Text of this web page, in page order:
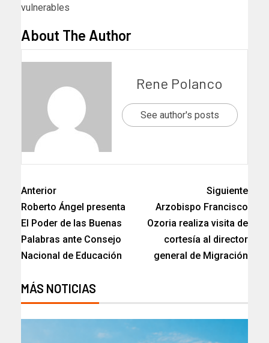
vulnerables
About The Author
Rene Polanco
See author's posts
Anterior
Roberto Ángel presenta
El Poder de las Buenas
Palabras ante Consejo
Nacional de Educación
Siguiente
Arzobispo Francisco
Ozoria realiza visita de
cortesía al director
general de Migración
MÁS NOTICIAS